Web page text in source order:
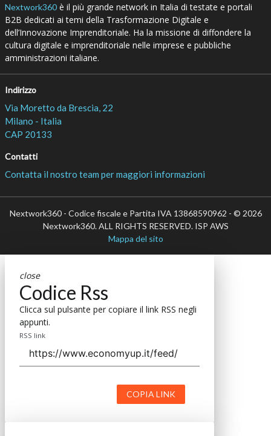
Nextwork360è il più grande network in Italia di testate e portali
B2B dedicati ai temi della Trasformazione Digitale e
dell’Innovazione Imprenditoriale. Ha la missione di diffondere la
cultura digitale e imprenditoriale nelle imprese e pubbliche
amministrazioni italiane.
Indirizzo
Via Moretto da Brescia, 22
Milano - Italia
CAP 20133
Contatti
Contatta il nostro team per maggiori informazioni
Nextwork360 - Codice fiscale e Partita IVA 13868590962 - © 2026
Nextwork360. ALL RIGHTS RESERVED. ISP AWS
Mappa del sito
close
Codice Rss
Clicca sul pulsante per copiare il link RSS negli
appunti.
RSS link
COPIA LINK